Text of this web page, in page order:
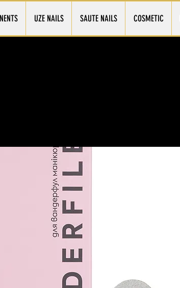
UZE NAILS SAUTE NAILS COSMETIC